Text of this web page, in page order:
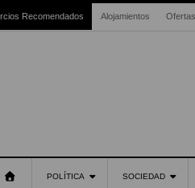
Recomendados Alojamientos Ofertas
POLÍTICA SOCIEDAD